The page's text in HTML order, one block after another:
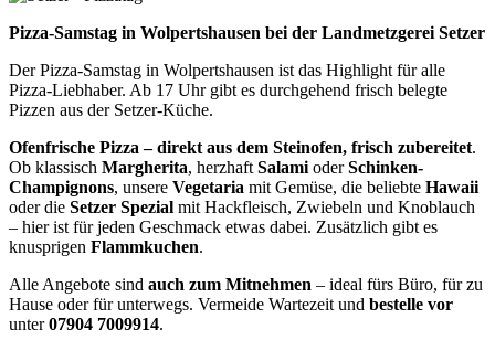
Pizza-Samstag in Wolpertshausen bei der Landmetzgerei Setzer
Der Pizza-Samstag in Wolpertshausen ist das Highlight für alle
Pizza-Liebhaber. Ab 17 Uhr gibt es durchgehend frisch belegte
Pizzen aus der Setzer-Küche.
Ofenfrische Pizza – direkt aus dem Steinofen, frisch zubereitet.
Ob klassisch Margherita, herzhaft Salami oderSchinken-
Champignons, unsere Vegetaria mit Gemüse, die beliebte Hawaii
oder die Setzer Spezial mit Hackfleisch, Zwiebeln und Knoblauch
– hier ist für jeden Geschmack etwas dabei. Zusätzlich gibt es
knusprigen Flammkuchen.
Alle Angebote sind auch zum Mitnehmen – ideal fürs Büro, für zu
Hause oder für unterwegs. Vermeide Wartezeit und bestelle vor
unter07904 7009914.